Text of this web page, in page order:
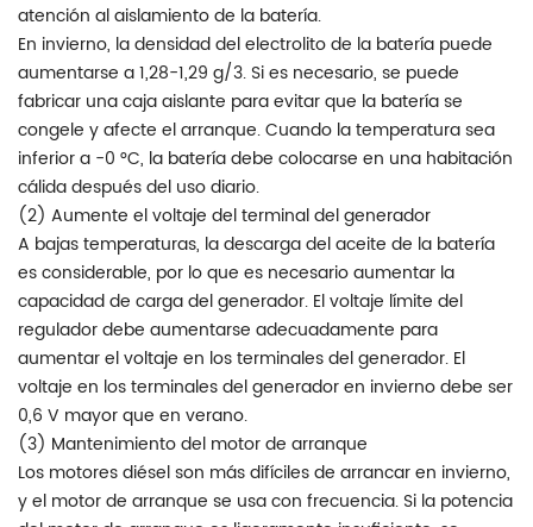
atención al aislamiento de la batería.
En invierno, la densidad del electrolito de la batería puede
aumentarse a 1,28-1,29 g/3. Si es necesario, se puede
fabricar una caja aislante para evitar que la batería se
congele y afecte el arranque. Cuando la temperatura sea
inferior a -0 °C, la batería debe colocarse en una habitación
cálida después del uso diario.
(2) Aumente el voltaje del terminal del generador
A bajas temperaturas, la descarga del aceite de la batería
es considerable, por lo que es necesario aumentar la
capacidad de carga del generador. El voltaje límite del
regulador debe aumentarse adecuadamente para
aumentar el voltaje en los terminales del generador. El
voltaje en los terminales del generador en invierno debe ser
0,6 V mayor que en verano.
(3) Mantenimiento del motor de arranque
Los motores diésel son más difíciles de arrancar en invierno,
y el motor de arranque se usa con frecuencia. Si la potencia